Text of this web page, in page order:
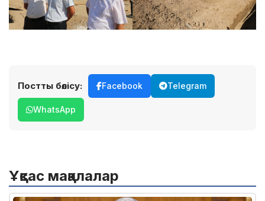
Постты бөлісу: Facebook Telegram
WhatsApp
Ұқсас мақалалар